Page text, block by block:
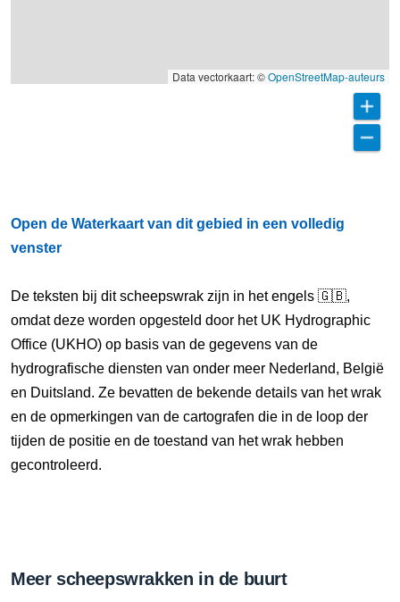
Data vectorkaart: ©OpenStreetMap-auteurs
Open de Waterkaart van dit gebied in een volledig
venster
De teksten bij dit scheepswrak zijn in het engels 🇬🇧,
omdat deze worden opgesteld door het UK Hydrographic
Office (UKHO) op basis van de gegevens van de
hydrografische diensten van onder meer Nederland, België
en Duitsland. Ze bevatten de bekende details van het wrak
en de opmerkingen van de cartografen die in de loop der
tijden de positie en de toestand van het wrak hebben
gecontroleerd.
Meer scheepswrakken in de buurt